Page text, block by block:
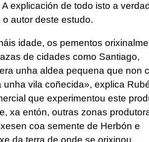
explicación de todo isto a
autor deste estudo.
idade, os pementos
de cidades como Santiago,
unha aldea pequena que non
vila coñecida», explica
que experimentou este
xa entón, outras zonas
coa semente de Herbón e